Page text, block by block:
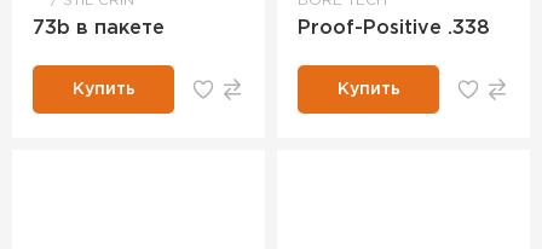
73b в пакете
Купить
Proof-Positive .338
Купить